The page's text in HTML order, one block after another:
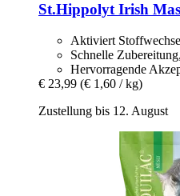
St.HippolytIrish
Aktiviert
Schnelle
Hervorragende
€ 23,99 (€ 1,60 / kg)
Zustellung bis 12. August